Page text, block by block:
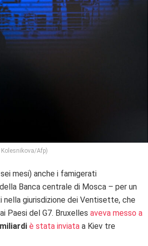
Afp)
mesi) anche i famigerati
Banca centrale di Mosca – per un
giurisdizione dei Ventisette, che
Paesi del G7. Bruxelles aveva messo a
è stata inviata a Kiev tre